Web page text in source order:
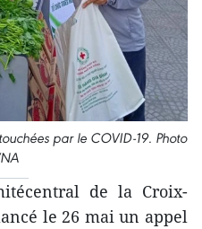
par le COVID-19. Photo
de la Croix-
le 26 mai un appel